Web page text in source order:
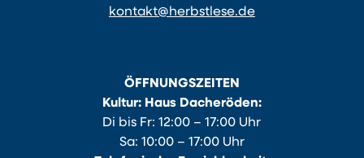
kontakt@herbstlese.de
ÖFFNUNGSZEITEN
Kultur: Haus Dacheröden:
Di bis Fr: 12:00 – 17:00 Uhr
Sa: 10:00 – 17:00 Uhr